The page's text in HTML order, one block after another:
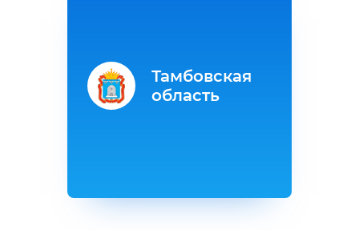
Тамбовская
область